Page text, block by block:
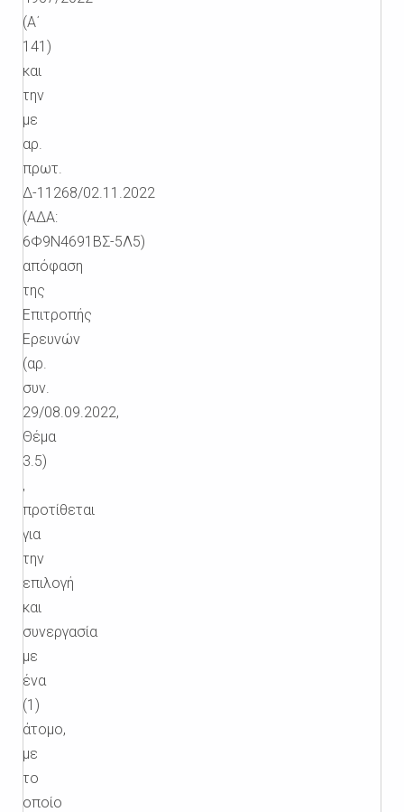
(Α΄
141)
και
την
με
αρ.
πρωτ.
Δ-11268/02.11.2022
(ΑΔΑ:
6Φ9Ν4691ΒΣ-5Λ5)
απόφαση
της
Επιτροπής
Ερευνών
(αρ.
συν.
29/08.09.2022,
Θέμα
3.5)
,
προτίθεται
για
την
επιλογή
και
συνεργασία
με
ένα
(1)
άτομο,
με
το
οποίο